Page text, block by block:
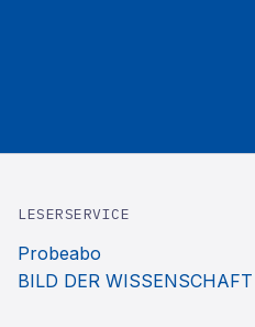
LESERSERVICE
Probeabo
BILD DER